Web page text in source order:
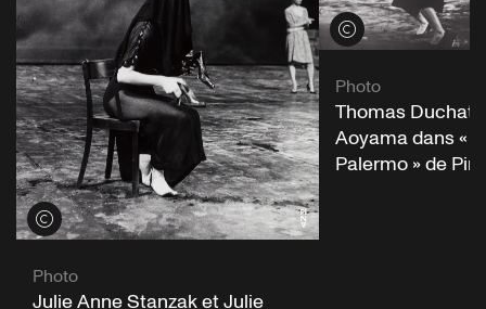
Voir les crédits
Photo
Julie Anne Stanzak et Julie
Voir les crédits
Photo
Thomas
Aoyama dans «
Palermo » de